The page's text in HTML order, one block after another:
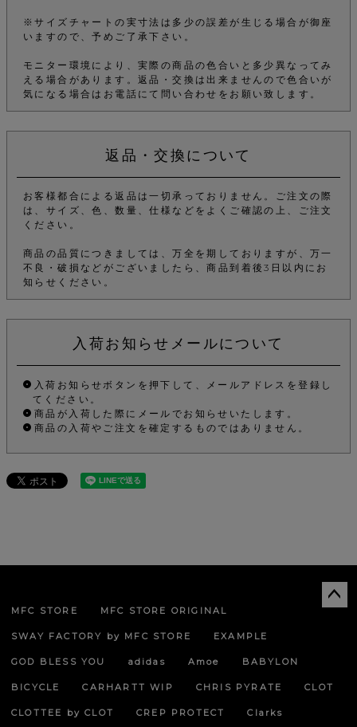
※サイズチャートの実寸法は多少の誤差が生じる場合が御座
いますので、予めご了承下さい。
モニター環境により、実際の商品の色合いと多少異なってみ
える場合があります。返品・交換は出来ませんので色合いが
気になる場合はお電話にて問い合わせをお願い致します。
返品・交換について
お客様都合による返品は一切承っておりません。ご注文の際
は、サイズ、色、数量、仕様などをよくご確認の上、ご注文
ください。
商品の品質につきましては、万全を期しておりますが、万一
不良・破損などがございましたら、商品到着後3日以内にお
知らせください。
入荷お知らせメールについて
入荷お知らせボタンを押下して、メールアドレスを登録し
てください。
商品が入荷した際にメールでお知らせいたします。
商品の入荷やご注文を確定するものではありません。
MFC STORE MFC STORE ORIGINAL
SWAY FACTORY by MFC STORE EXAMPLE
GOD BLESS YOU adidas Amoe BABYLON
BICYCLE CARHARTT WIP CHRIS PYRATE CLOT
CLOTTEE by CLOT CREP PROTECT Clarks